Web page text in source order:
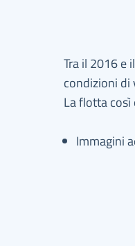
Tra il 2016 e
condizioni di
La flotta
Immagini